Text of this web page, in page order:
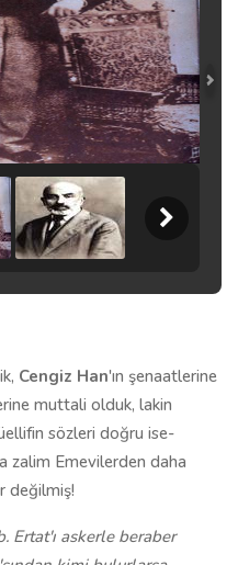
Cengiz Han'ın şenaatlerine
muttali olduk, lakin
sözleri doğru ise-
zalim Emevilerden daha
değilmiş!
Ertat'ı askerle beraber